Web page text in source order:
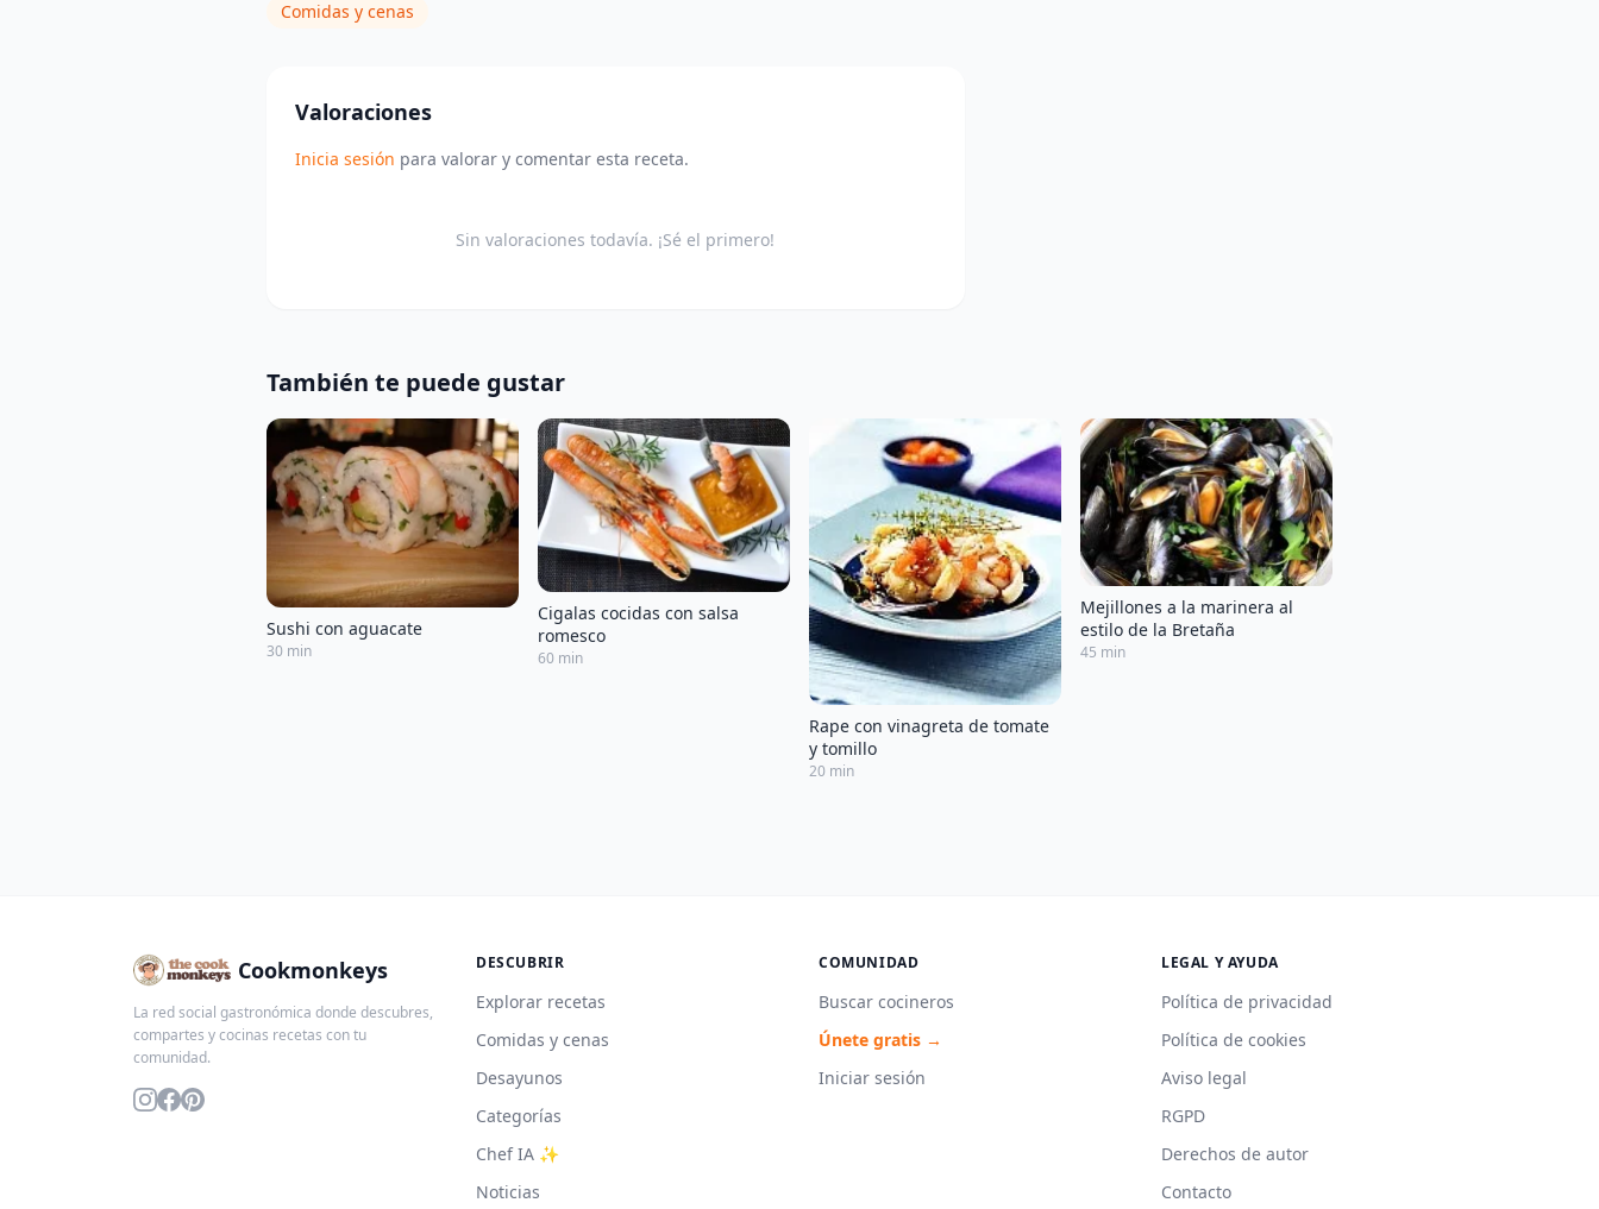
Comidas y cenas
Valoraciones
Inicia sesión para valorar y comentar esta receta.
Sin valoraciones todavía. ¡Sé el primero!
También te puede gustar
Sushi con aguacate
30 min
Cigalas cocidas con salsa
romesco
60 min
Rape con vinagreta de tomate
y tomillo
20 min
Mejillones a la marinera al
estilo de la Bretaña
45 min
Cookmonkeys
La red social gastronómica donde descubres,
compartes y cocinas recetas con tu
comunidad.
DESCUBRIR
Explorar recetas
Comidas y cenas
Desayunos
Categorías
Chef IA ✨
Noticias
COMUNIDAD
Buscar cocineros
Únete gratis →
Iniciar sesión
LEGAL Y AYUDA
Política de privacidad
Política de cookies
Aviso legal
RGPD
Derechos de autor
Contacto